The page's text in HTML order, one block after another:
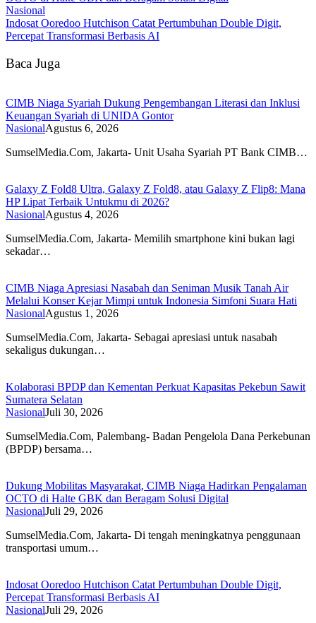
Nasional
Indosat Ooredoo Hutchison Catat Pertumbuhan Double Digit,
Percepat Transformasi Berbasis AI
Baca Juga
CIMB Niaga Syariah Dukung Pengembangan Literasi dan Inklusi
Keuangan Syariah di UNIDA Gontor
NasionalAgustus 6, 2026
SumselMedia.Com, Jakarta- Unit Usaha Syariah PT Bank CIMB…
Galaxy Z Fold8 Ultra, Galaxy Z Fold8, atau Galaxy Z Flip8: Mana
HP Lipat Terbaik Untukmu di 2026?
NasionalAgustus 4, 2026
SumselMedia.Com, Jakarta- Memilih smartphone kini bukan lagi
sekadar…
CIMB Niaga Apresiasi Nasabah dan Seniman Musik Tanah Air
Melalui Konser Kejar Mimpi untuk Indonesia Simfoni Suara Hati
NasionalAgustus 1, 2026
SumselMedia.Com, Jakarta- Sebagai apresiasi untuk nasabah
sekaligus dukungan…
Kolaborasi BPDP dan Kementan Perkuat Kapasitas Pekebun Sawit
Sumatera Selatan
NasionalJuli 30, 2026
SumselMedia.Com, Palembang- Badan Pengelola Dana Perkebunan
(BPDP) bersama…
Dukung Mobilitas Masyarakat, CIMB Niaga Hadirkan Pengalaman
OCTO di Halte GBK dan Beragam Solusi Digital
NasionalJuli 29, 2026
SumselMedia.Com, Jakarta- Di tengah meningkatnya penggunaan
transportasi umum…
Indosat Ooredoo Hutchison Catat Pertumbuhan Double Digit,
Percepat Transformasi Berbasis AI
NasionalJuli 29, 2026